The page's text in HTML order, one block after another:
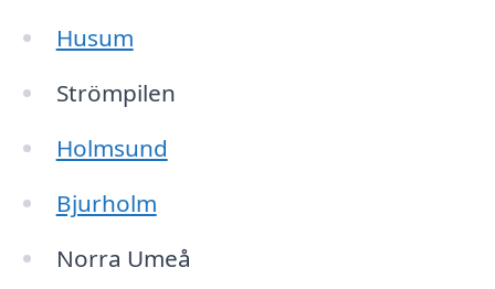
Husum
Strömpilen
Holmsund
Bjurholm
Norra Umeå